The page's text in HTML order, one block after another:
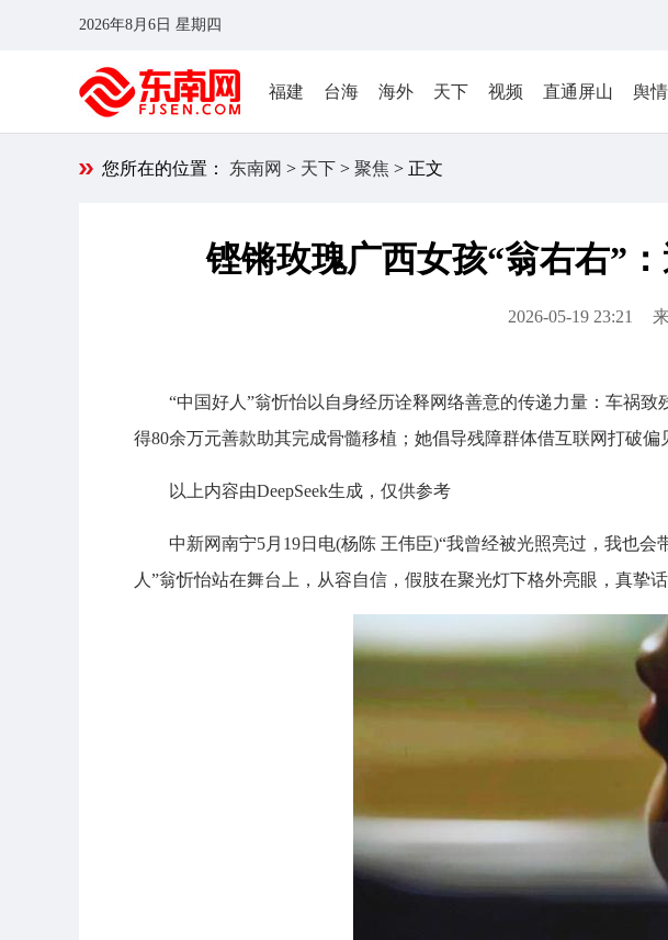
2026年8月6日 星期四
福建 台海 海外 天下 视频 直通屏山 舆情
您所在的位置： 东南网 > 天下 > 聚焦 > 正文
铿锵玫瑰广西女孩“翁右右”
2026-05-19 23:21
“中国好人”翁忻怡以自身经历诠释网络善意的传递力量：车祸
得80余万元善款助其完成骨髓移植；她倡导残障群体借互联网打破偏
以上内容由DeepSeek生成，仅供参考
中新网南宁5月19日电(杨陈 王伟臣)“我曾经被光照亮过，我也
人”翁忻怡站在舞台上，从容自信，假肢在聚光灯下格外亮眼，真挚